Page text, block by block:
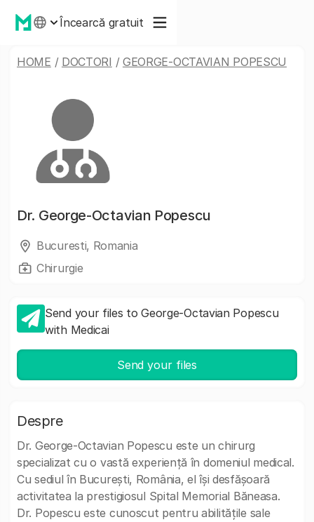
Încearcă gratuit
HOME / DOCTORI / GEORGE-OCTAVIAN POPESCU
Dr. George-Octavian Popescu
Bucuresti, Romania
Chirurgie
Send your files to George-Octavian Popescu
with Medicai
Send your files
Despre
Dr. George-Octavian Popescu este un chirurg
specializat cu o vastă experiență în domeniul medical.
Cu sediul în București, România, el își desfășoară
activitatea la prestigiosul Spital Memorial Băneasa.
Dr. Popescu este cunoscut pentru abilitățile sale